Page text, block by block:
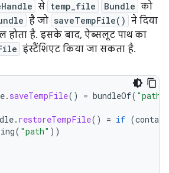
से temp_file Bundle को
है जो saveTempFile() ने दिया
होता है. इसके बाद, ऐब्सलूट पाथ का
इंस्टैंशिएट किया जा सकता है.
. saveTempFile() = bundleOf( "path"
. restoreTempFile() = if (
( "path" ))